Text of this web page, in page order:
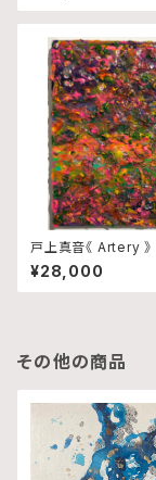
戸上真音《 Artery 》
¥28,000
その他の商品